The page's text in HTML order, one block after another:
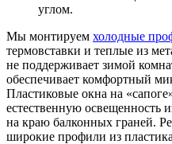
углом.
Мы монтируем холодные
термовставки и теплые из
не поддерживает зимой
обеспечивает комфортный
Пластиковые окна на
естественную освещенность
на краю балконных граней.
широкие профили из